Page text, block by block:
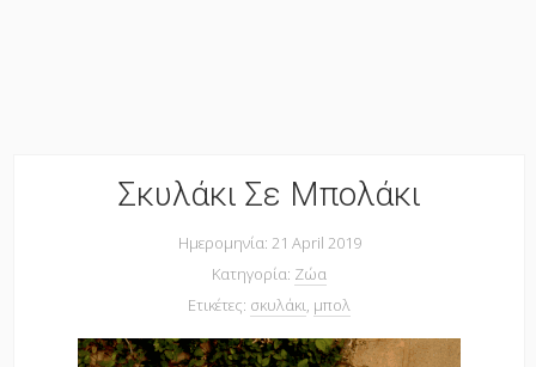
Σκυλάκι Σε Μπολάκι
Ημερομηνία: 21 April 2019
Κατηγορία: Ζώα
Ετικέτες: σκυλάκι, μπολ